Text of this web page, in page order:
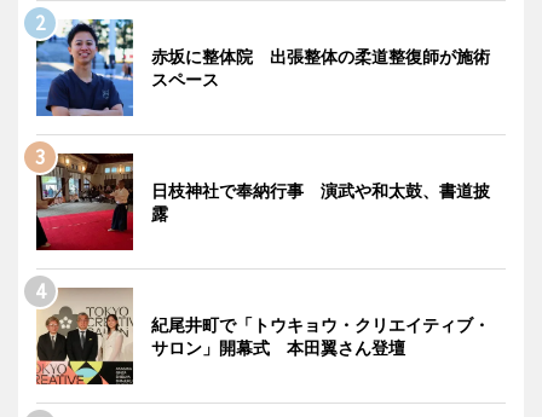
赤坂に整体院 出張整体の柔道整復師が施術
スペース
日枝神社で奉納行事 演武や和太鼓、書道披
露
紀尾井町で「トウキョウ・クリエイティブ・
サロン」開幕式 本田翼さん登壇